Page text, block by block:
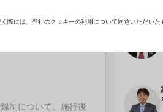
制について、施行後
には、当社のクッキーの利用について同意いただいた